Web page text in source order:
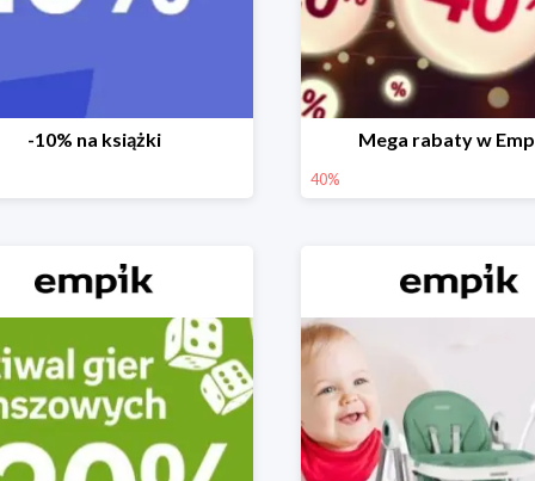
-10% na książki Mega rabaty w
40%